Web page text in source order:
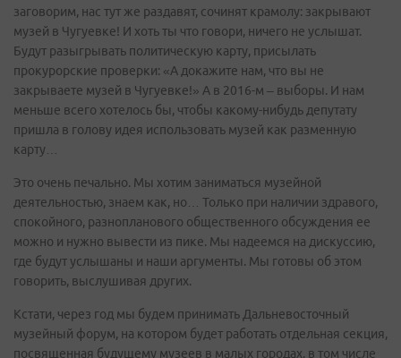
заговорим, нас тут же раздавят, сочинят крамолу: закрывают
музей в Чугуевке! И хоть ты что говори, ничего не услышат.
Будут разыгрывать политическую карту, присылать
прокурорские проверки: «А докажите нам, что вы не
закрываете музей в Чугуевке!» А в 2016-м – выборы. И нам
меньше всего хотелось бы, чтобы какому-нибудь депутату
пришла в голову идея использовать музей как разменную
карту…
Это очень печально. Мы хотим заниматься музейной
деятельностью, знаем как, но… Только при наличии здравого,
спокойного, разнопланового общественного обсуждения ее
можно и нужно вывести из пике. Мы надеемся на дискуссию,
где будут услышаны и наши аргументы. Мы готовы об этом
говорить, выслушивая других.
Кстати, через год мы будем принимать Дальневосточный
музейный форум, на котором будет работать отдельная секция,
посвященная будущему музеев в малых городах, в том числе